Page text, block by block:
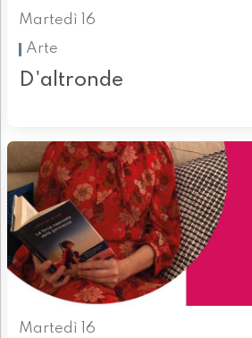
Martedì 16
Arte
D'altronde
Martedì 16